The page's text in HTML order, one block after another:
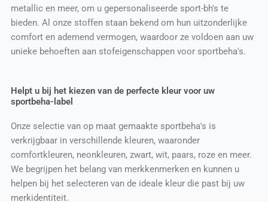
metallic en meer, om u gepersonaliseerde sport-bh's te
bieden. Al onze stoffen staan bekend om hun uitzonderlijke
comfort en ademend vermogen, waardoor ze voldoen aan uw
unieke behoeften aan stofeigenschappen voor sportbeha's.
Helpt u bij het kiezen van de perfecte kleur voor uw
sportbeha-label
Onze selectie van op maat gemaakte sportbeha's is
verkrijgbaar in verschillende kleuren, waaronder
comfortkleuren, neonkleuren, zwart, wit, paars, roze en meer.
We begrijpen het belang van merkkenmerken en kunnen u
helpen bij het selecteren van de ideale kleur die past bij uw
merkidentiteit.